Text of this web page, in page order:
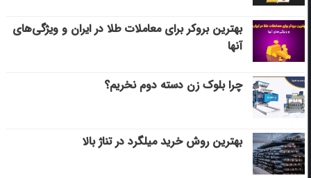
بهترین بروکر برای معاملات طلا در ایران و ویژگی‌های
آنها
چرا بلوک زن دسته دوم نخریم؟
بهترین روش خرید میلگرد در تناژ بالا